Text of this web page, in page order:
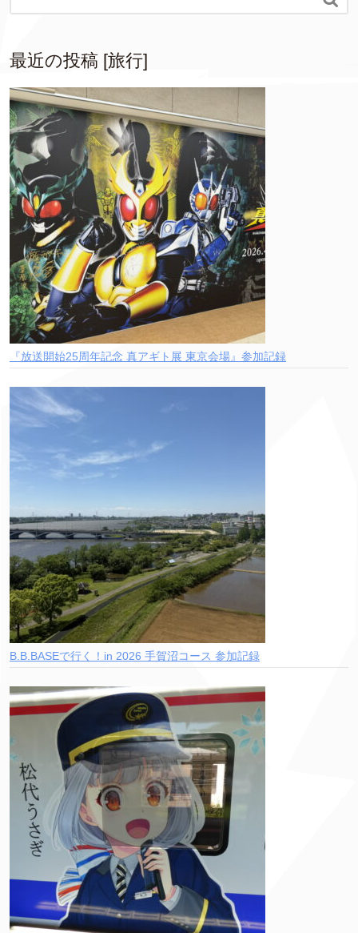
最近の投稿 [旅行]
『放送開始25周年記念 真アギト展 東京会場』参加記録
B.B.BASEで行く！in 2026 手賀沼コース 参加記録